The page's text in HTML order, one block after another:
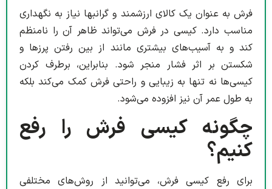
فرش به عنوان یک کالای ارزشمند و گرانبها نیاز به نگهداری
مناسب دارد. کیسی در فرش می‌تواند ظاهر آن را نامنظم
کند و به آسیب‌های بیشتری مانند از بین رفتن پرزها و
شکستن بر اثر فشار منجر شود. بنابراین، برطرف کردن
کیسی‌ها نه تنها به زیبایی و راحتی فرش کمک می‌کند بلکه
به طول عمر آن نیز افزوده می‌شود.
چگونه کیسی فرش را رفع
کنیم؟
برای رفع کیسی فرش، می‌توانید از روش‌های مختلفی